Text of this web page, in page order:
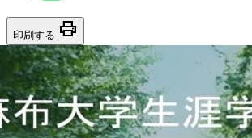
印刷する print